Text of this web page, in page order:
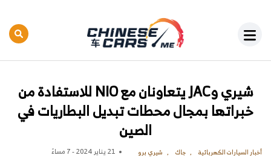
شيري وJAC يتعاونان مع NIO للاستفادة من
خبراتها بمجال محطات تبديل البطاريات في
الصين
أخبار السيارات الكهربائية جاك شيري برو 21 يناير 2024 - 7 مساءً